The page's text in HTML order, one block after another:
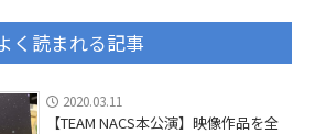
く読まれる記事
2020.03.11
【TEAM NACS本公演】映像作品を全